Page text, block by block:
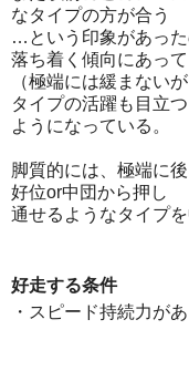
なタイプの方が合う
…という印象があっ
落ち着く傾向にあって
（極端には緩まない
タイプの活躍も目立つ
ようになっている。
脚質的には、極端に
好位or中団から押し
通せるようなタイプ
好走する条件
・スピード持続力が